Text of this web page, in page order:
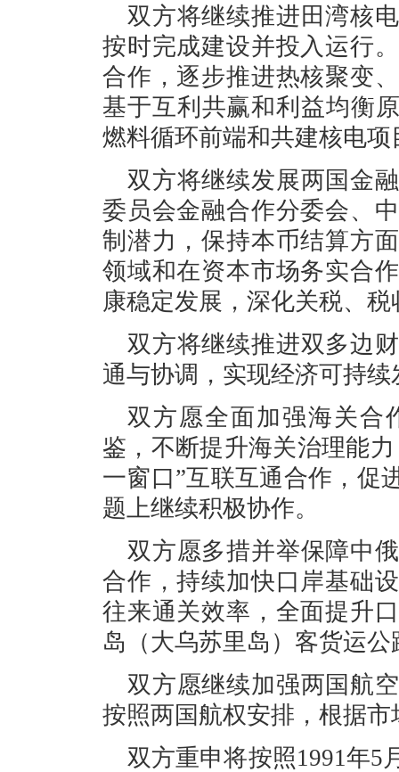
双方将继续推进田湾核
按时完成建设并投入运行
合作，逐步推进热核聚变
基于互利共赢和利益均衡
燃料循环前端和共建核电项
双方将继续发展两国金
委员会金融合作分委会、
制潜力，保持本币结算方
领域和在资本市场务实合
康稳定发展，深化关税、
双方将继续推进双多边
通与协调，实现经济可持
双方愿全面加强海关合
鉴，不断提升海关治理能
一窗口”互联互通合作，促
题上继续积极协作。
双方愿多措并举保障中
合作，持续加快口岸基础
往来通关效率，全面提升
岛（大乌苏里岛）客货运
双方愿继续加强两国航
按照两国航权安排，根据
双方重申将按照1991年5